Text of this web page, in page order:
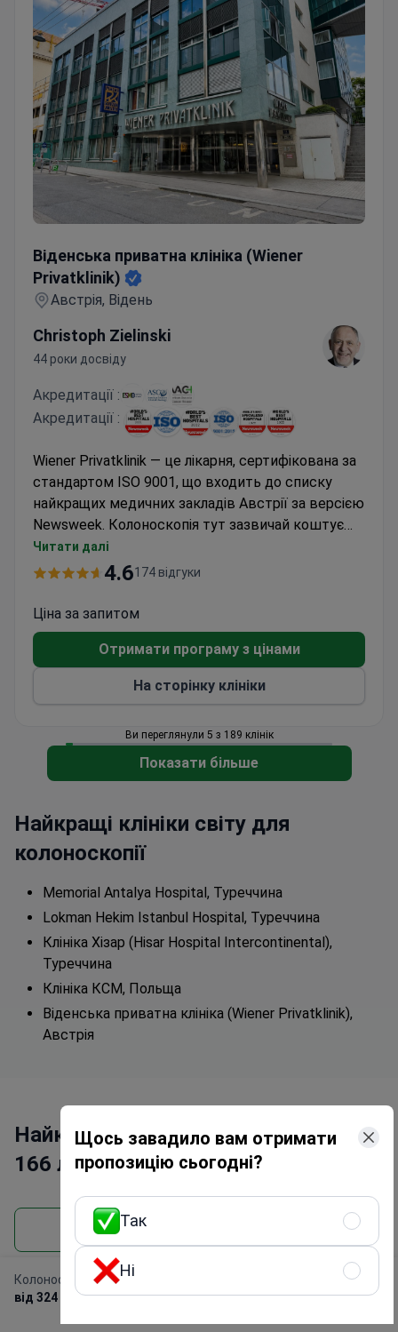
Колоноскопія
від 324 USD
безкоштовно
Віденська приватна клініка (Wiener
Privatklinik)
Австрія, Відень
Christoph Zielinski
44 роки досвіду
Акредитації :
Акредитації :
Wiener Privatklinik — це лікарня, сертифікована за
стандартом ISO 9001, що входить до списку
найкращих медичних закладів Австрії за версією
Newsweek. Колоноскопія тут зазвичай коштує
близько 4 500–10 700 доларів США. Цей
кошторис зазвичай покриває вартість
вартість входить консультація професора
доктора Крістофа Зелінскі. Пацієнти отримують
прозору розбивку витрат до початку процедури.
Якщо лікар виявляє та видаляє поліпи, клініка
заздалегідь повідомляє про додаткові витрати.
якістю для всіх діагностичних послуг.
Читати далі
4.6174 відгуки
Ціна за запитом
Отримати програму з цінами
На сторінку клініки
Ви переглянули 5 з 189 клінік
Показати більше
Найкращі клініки світу для
колоноскопії
Memorial Antalya Hospital, Туреччина
Lokman Hekim Istanbul Hospital, Туреччина
Клініка Хізар (Hisar Hospital Intercontinental),
Туреччина
Клініка КСМ, Польща
Віденська приватна клініка (Wiener Privatklinik),
Австрія
Найкращі фахівці з колоноскопії —
166 лікарів із відгуками та цінами
Щось завадило вам отримати
пропозицію сьогодні?
Так
Ні